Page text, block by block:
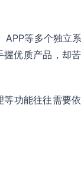
等多个独立
优质产品，却
功能往往需要依